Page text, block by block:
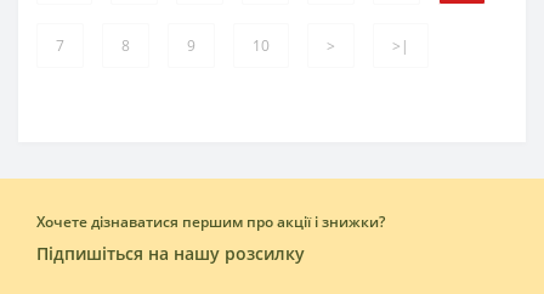
7 8 9 10 > >|
Хочете дізнаватися першим про акції і знижки?
Підпишіться на нашу розсилку